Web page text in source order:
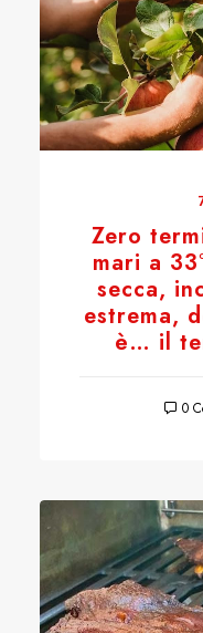
Zero
mari a
secca,
estrema,
è… il
0